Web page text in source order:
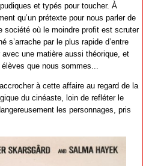
et typés pour toucher. À
qu’un prétexte pour nous parler de
société où le moindre profit est scruter
s’arrache par le plus rapide d’entre
une matière aussi théorique, et
que nous sommes...
à cette affaire au regard de la
du cinéaste, loin de refléter le
les personnages, pris